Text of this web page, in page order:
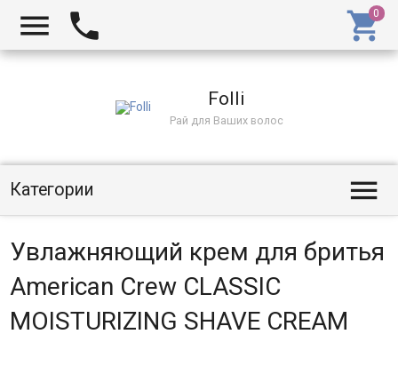
Folli
Рай для Ваших волос
Категории
Увлажняющий крем для бритья
American Crew CLASSIC
MOISTURIZING SHAVE CREAM